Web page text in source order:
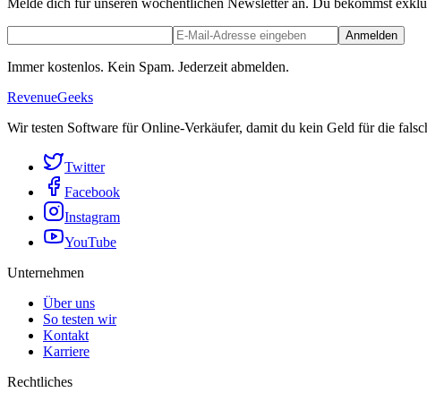
Melde dich für unseren wöchentlichen Newsletter an. Du bekommst
Anmelden
Immer kostenlos. Kein Spam. Jederzeit abmelden.
RevenueGeeks
Wir testen Software für Online-Verkäufer, damit du kein Geld für die
Twitter
Facebook
Instagram
YouTube
Unternehmen
Über uns
So testen wir
Kontakt
Karriere
Rechtliches